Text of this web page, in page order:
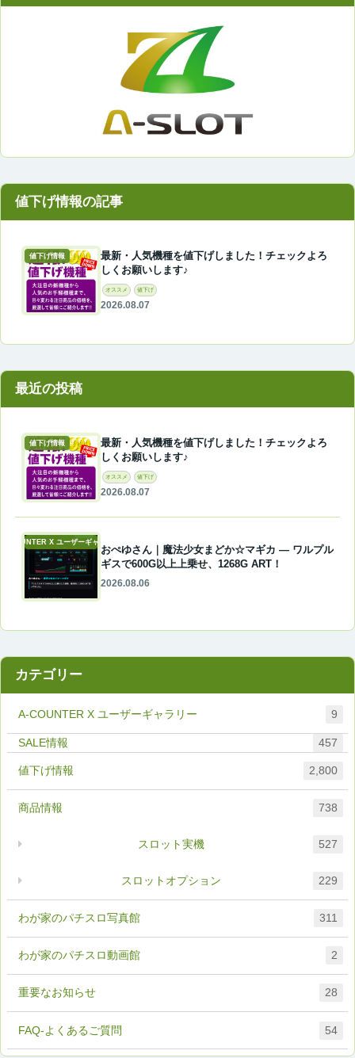
値下げ情報
最新・人気機種を値下げしました！チェックよろ
しくお願いします♪
オススメ 値下げ
2026.08.07
最近の投稿
値下げ情報
最新・人気機種を値下げしました！チェックよろ
しくお願いします♪
オススメ 値下げ
2026.08.07
A-COUNTER X ユーザーギャラリー
おぺゆさん｜魔法少女まどか☆マギカ ― ワルプル
ギスで600G以上上乗せ、1268G ART！
2026.08.06
カテゴリー
A-COUNTER X ユーザーギャラリー 9
FAQ-よくあるご質問 54
457
わが家のパチスロ写真館 311
わが家のパチスロ動画館 2
値下げ情報 2,800
商品情報 738
スロットオプション 229
スロット実機 527
重要なお知らせ 28